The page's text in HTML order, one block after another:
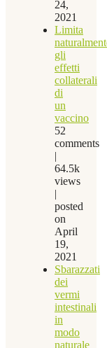
24,
2021
Limita
gli
effetti
collaterali
di
un
vaccino
52
comments
|
64.5k
views
|
posted
on
April
19,
2021
Sbarazzati
dei
vermi
intestinali
in
modo
naturale